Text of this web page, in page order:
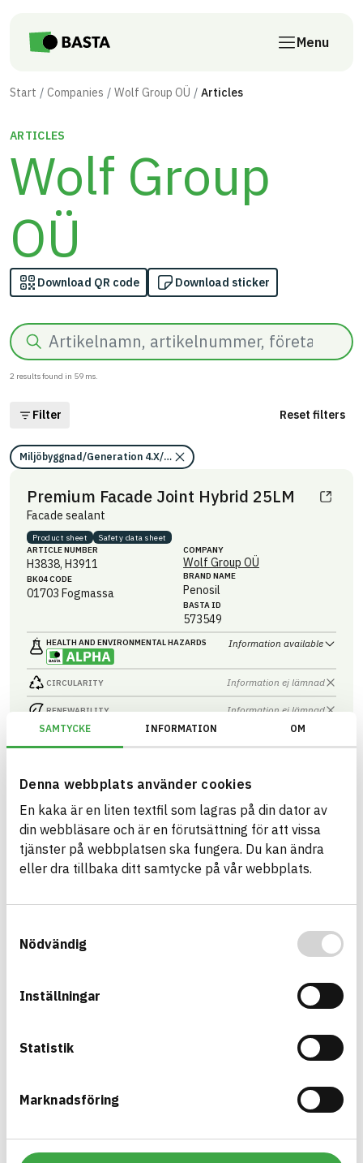
SAMTYCKE INFORMATION OM
Denna webbplats använder cookies
En kaka är en liten textfil som lagras på din dator av
din webbläsare och är en förutsättning för att vissa
tjänster på webbplatsen ska fungera. Du kan ändra
eller dra tillbaka ditt samtycke på vår webbplats.
Nödvändig
Inställningar
Statistik
Marknadsföring
Menu
Start Companies Wolf Group OÜ Articles
ARTICLES
Wolf Group
OÜ
Download QR code Download sticker
Search
2 results found in 59 ms.
Filter Reset filters
Miljöbyggnad/Generation 4.X/Indikator 9/Utfasning av farliga
Premium Facade Joint Hybrid 25LM
Facade sealant
Product sheet
Safety data sheet
ARTICLE NUMBER
H3838, H3911
BK04 CODE
01703 Fogmassa
COMPANY
Wolf Group OÜ
BRAND NAME
Penosil
BASTA ID
573549
HEALTH AND ENVIRONMENTAL HAZARDS Information available
CIRCULARITY Information ej lämnad
RENEWABILITY Information ej lämnad
Premium PU Sealant LM
sealant
EPU0058, EPU0064
01703 Fogmassa
Wolf Group OÜ
Information available
RENEWABILITY Information ej lämnad
EMISSIONS AND TESTS Information ej lämnad